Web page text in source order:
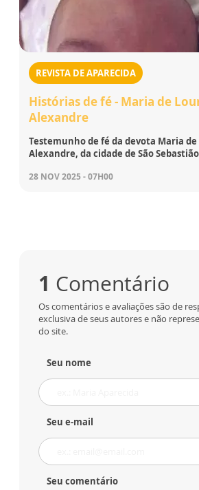
REVISTA DE APARECIDA
Histórias de fé - Maria de
Alexandre
Testemunho de fé da devota Maria de
Alexandre, da cidade de São
28 NOV 2025 - 07H00
1 Comentário
Os comentários e avaliações são de
exclusiva de seus autores e não
do site.
Seu nome
Seu e-mail
Seu comentário